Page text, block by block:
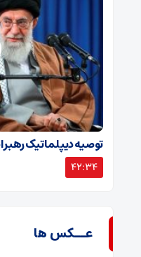
توصیه دیپلماتیک
42:34
عــکس ها